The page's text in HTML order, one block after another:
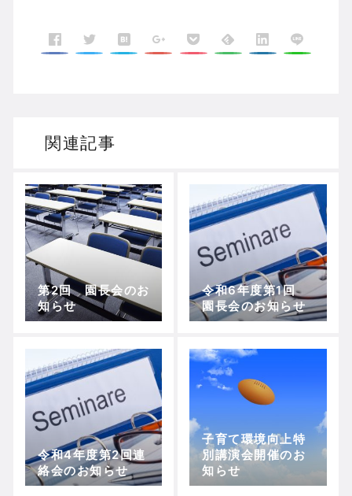
関連記事
第2回 園長会のお
知らせ
令和6年度第1回
園長会のお知らせ
令和4年度第2回連
絡会のお知らせ
子育て環境向上特
別講演会開催のお
知らせ